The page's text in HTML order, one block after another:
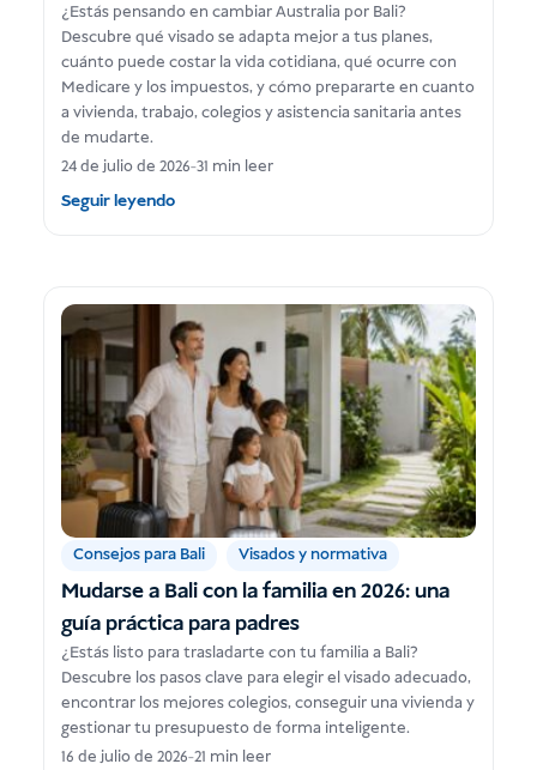
¿Estás pensando en cambiar Australia por Bali?
Descubre qué visado se adapta mejor a tus planes,
cuánto puede costar la vida cotidiana, qué ocurre con
Medicare y los impuestos, y cómo prepararte en cuanto
a vivienda, trabajo, colegios y asistencia sanitaria antes
de mudarte.
24 de julio de 2026-31 min leer
Seguir leyendo
Consejos para Bali Visados y normativa
Mudarse a Bali con la familia en 2026: una
guía práctica para padres
¿Estás listo para trasladarte con tu familia a Bali?
Descubre los pasos clave para elegir el visado adecuado,
encontrar los mejores colegios, conseguir una vivienda y
gestionar tu presupuesto de forma inteligente.
16 de julio de 2026-21 min leer